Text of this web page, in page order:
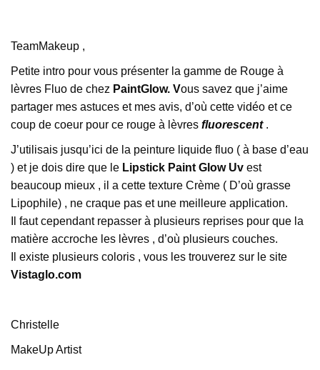
TeamMakeup ,
Petite intro pour vous présenter la gamme de Rouge à
lèvres Fluo de chez PaintGlow. Vous savez que j’aime
partager mes astuces et mes avis, d’où cette vidéo et ce
coup de coeur pour ce rouge à lèvres fluorescent .
J’utilisais jusqu’ici de la peinture liquide fluo ( à base d’eau
) et je dois dire que le Lipstick Paint Glow Uv est
beaucoup mieux , il a cette texture Crème ( D’où grasse
Lipophile) , ne craque pas et une meilleure application.
Il faut cependant repasser à plusieurs reprises pour que la
matière accroche les lèvres , d’où plusieurs couches.
Il existe plusieurs coloris , vous les trouverez sur le site
Vistaglo.com
Christelle
MakeUp Artist